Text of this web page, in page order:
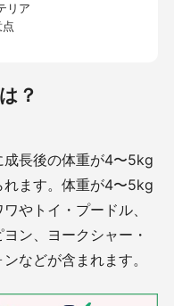
リア
？
長後の体重が4〜5kg
ます。体重が4〜5kg
やトイ・プードル、
ン、ヨークシャー・
などが含まれます。